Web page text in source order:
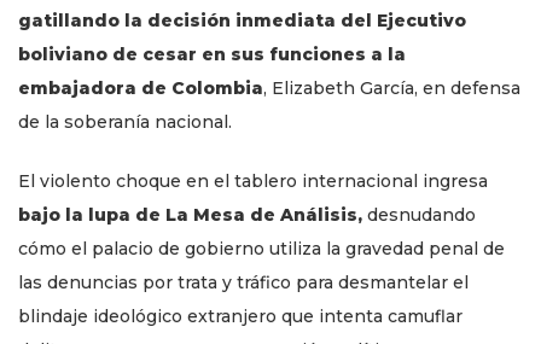
gatillando la decisión inmediata del Ejecutivo
boliviano de cesar en sus funciones a la
embajadora de Colombia, Elizabeth García, en defensa
de la soberanía nacional.
El violento choque en el tablero internacional ingresa
bajo la lupa de La Mesa de Análisis, desnudando
cómo el palacio de gobierno utiliza la gravedad penal de
las denuncias por trata y tráfico para desmantelar el
blindaje ideológico extranjero que intenta camuflar